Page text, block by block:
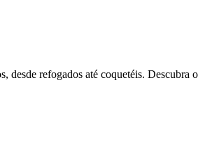
desde refogados até coquetéis.